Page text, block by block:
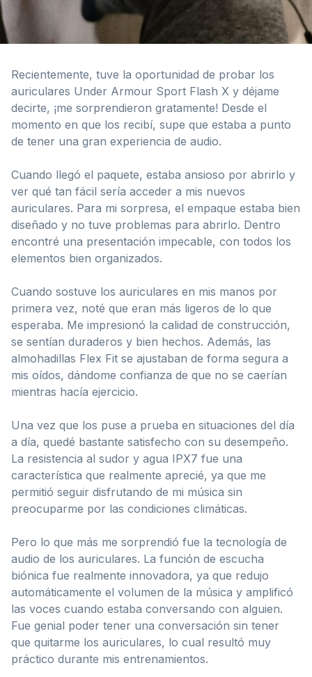
Recientemente, tuve la oportunidad de probar los
auriculares Under Armour Sport Flash X y déjame
decirte, ¡me sorprendieron gratamente! Desde el
momento en que los recibí, supe que estaba a punto
de tener una gran experiencia de audio.
Cuando llegó el paquete, estaba ansioso por abrirlo y
ver qué tan fácil sería acceder a mis nuevos
auriculares. Para mi sorpresa, el empaque estaba bien
diseñado y no tuve problemas para abrirlo. Dentro
encontré una presentación impecable, con todos los
elementos bien organizados.
Cuando sostuve los auriculares en mis manos por
primera vez, noté que eran más ligeros de lo que
esperaba. Me impresionó la calidad de construcción,
se sentían duraderos y bien hechos. Además, las
almohadillas Flex Fit se ajustaban de forma segura a
mis oídos, dándome confianza de que no se caerían
mientras hacía ejercicio.
Una vez que los puse a prueba en situaciones del día
a día, quedé bastante satisfecho con su desempeño.
La resistencia al sudor y agua IPX7 fue una
característica que realmente aprecié, ya que me
permitió seguir disfrutando de mi música sin
preocuparme por las condiciones climáticas.
Pero lo que más me sorprendió fue la tecnología de
audio de los auriculares. La función de escucha
biónica fue realmente innovadora, ya que redujo
automáticamente el volumen de la música y amplificó
las voces cuando estaba conversando con alguien.
Fue genial poder tener una conversación sin tener
que quitarme los auriculares, lo cual resultó muy
práctico durante mis entrenamientos.